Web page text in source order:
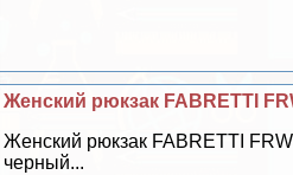
Женский рюкзак FABRETTI
Женский рюкзак FABRETTI
черный...